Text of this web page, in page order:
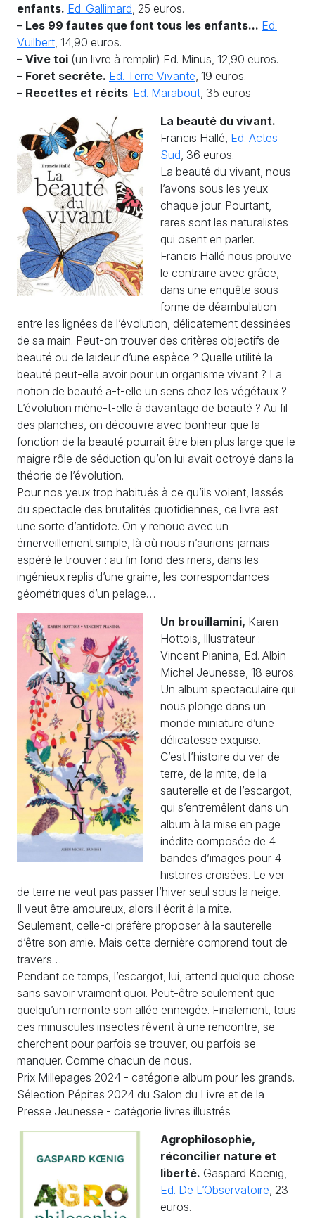
enfants. Ed. Gallimard , 25 euros.
– Les 99 fautes que font tous les enfants... Ed.
Vuilbert , 14,90 euros.
– Vive toi (un livre à remplir) Ed. Minus, 12,90 euros.
– Foret secréte. Ed. Terre Vivante , 19 euros.
– Recettes et récits. Ed. Marabout , 35 euros
La beauté du vivant.
Francis Hallé, Ed. Actes
Sud , 36 euros.
La beauté du vivant, nous
l’avons sous les yeux
chaque jour. Pourtant,
rares sont les naturalistes
qui osent en parler.
Francis Hallé nous prouve
le contraire avec grâce,
dans une enquête sous
forme de déambulation
entre les lignées de l’évolution, délicatement dessinées
de sa main. Peut-on trouver des critères objectifs de
beauté ou de laideur d’une espèce ? Quelle utilité la
beauté peut-elle avoir pour un organisme vivant ? La
notion de beauté a-t-elle un sens chez les végétaux ?
L’évolution mène-t-elle à davantage de beauté ? Au fil
des planches, on découvre avec bonheur que la
fonction de la beauté pourrait être bien plus large que le
maigre rôle de séduction qu’on lui avait octroyé dans la
théorie de l’évolution.
Pour nos yeux trop habitués à ce qu’ils voient, lassés
du spectacle des brutalités quotidiennes, ce livre est
une sorte d’antidote. On y renoue avec un
émerveillement simple, là où nous n’aurions jamais
espéré le trouver : au fin fond des mers, dans les
ingénieux replis d’une graine, les correspondances
géométriques d’un pelage…
Un brouillamini, Karen
Hottois, Illustrateur :
Vincent Pianina, Ed. Albin
Michel Jeunesse, 18 euros.
Un album spectaculaire qui
nous plonge dans un
monde miniature d’une
délicatesse exquise.
C’est l’histoire du ver de
terre, de la mite, de la
sauterelle et de l’escargot,
qui s’entremêlent dans un
album à la mise en page
inédite composée de 4
bandes d’images pour 4
histoires croisées. Le ver
de terre ne veut pas passer l’hiver seul sous la neige.
Il veut être amoureux, alors il écrit à la mite.
Seulement, celle-ci préfère proposer à la sauterelle
d’être son amie. Mais cette dernière comprend tout de
travers…
Pendant ce temps, l’escargot, lui, attend quelque chose
sans savoir vraiment quoi. Peut-être seulement que
quelqu’un remonte son allée enneigée. Finalement, tous
ces minuscules insectes rêvent à une rencontre, se
cherchent pour parfois se trouver, ou parfois se
manquer. Comme chacun de nous.
Prix Millepages 2024 - catégorie album pour les grands.
Sélection Pépites 2024 du Salon du Livre et de la
Presse Jeunesse - catégorie livres illustrés
Agrophilosophie,
réconcilier nature et
liberté. Gaspard Koenig,
Ed. De L’Observatoire , 23
euros.